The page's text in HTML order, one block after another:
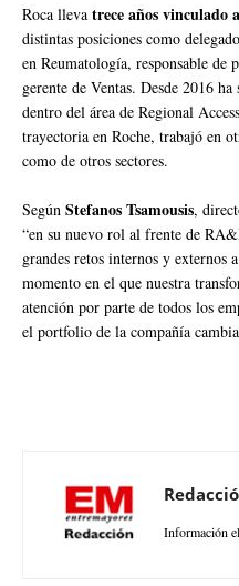
Roca lleva trece años vinculado
distintas posiciones como
en Reumatología, responsable
gerente de Ventas. Desde 2016
dentro del área de Regional
trayectoria en Roche, trabajó en
como de otros sectores.
Según Stefanos Tsamousis,
“en su nuevo rol al frente de
grandes retos internos y externos
momento en el que nuestra
atención por parte de todos los
el portfolio de la compañía
Información